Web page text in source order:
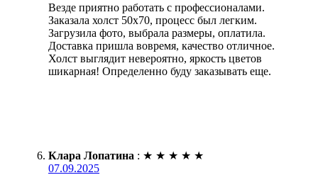
Везде приятно работать с профессионалами.
Заказала холст 50х70, процесс был легким.
Загрузила фото, выбрала размеры, оплатила.
Доставка пришла вовремя, качество отличное.
Холст выглядит невероятно, яркость цветов
шикарная! Определенно буду заказывать еще.
Клара Лопатина : ★ ★ ★ ★ ★
07.09.2025